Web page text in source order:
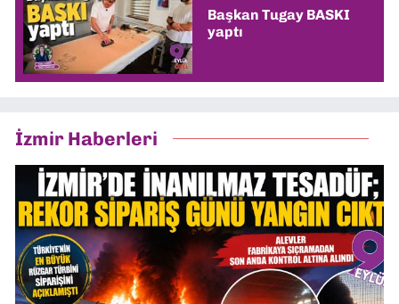
Başkan Tugay BASKI
yaptı
İzmir Haberleri